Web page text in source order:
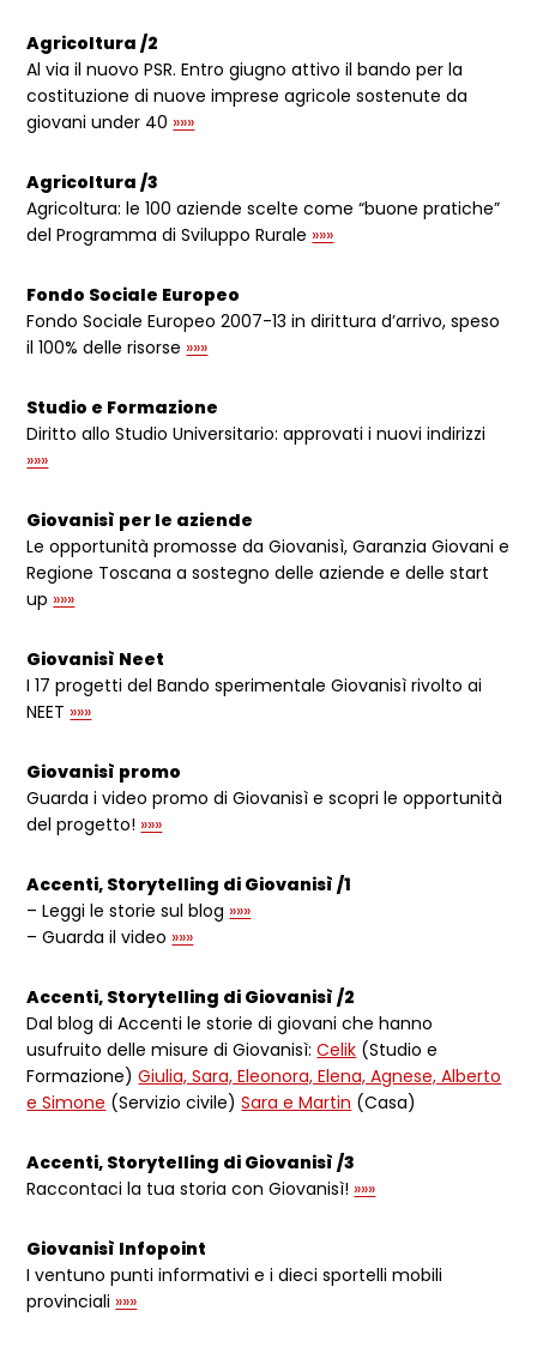
Agricoltura /2
Al via il nuovo PSR. Entro giugno attivo il bando per la
costituzione di nuove imprese agricole sostenute da
giovani under 40 »»»
Agricoltura /3
Agricoltura: le 100 aziende scelte come “buone pratiche”
del Programma di Sviluppo Rurale »»»
Fondo Sociale Europeo
Fondo Sociale Europeo 2007-13 in dirittura d’arrivo, speso
il 100% delle risorse »»»
Studio e Formazione
Diritto allo Studio Universitario: approvati i nuovi indirizzi
»»»
Giovanisì per le aziende
Le opportunità promosse da Giovanisì, Garanzia Giovani e
Regione Toscana a sostegno delle aziende e delle start
up »»»
Giovanisì Neet
I 17 progetti del Bando sperimentale Giovanisì rivolto ai
NEET »»»
Giovanisì promo
Guarda i video promo di Giovanisì e scopri le opportunità
del progetto! »»»
Accenti, Storytelling di Giovanisì /1
– Leggi le storie sul blog »»»
– Guarda il video »»»
Accenti, Storytelling di Giovanisì /2
Dal blog di Accenti le storie di giovani che hanno
usufruito delle misure di Giovanisì:Celik (Studio e
Formazione)Giulia, Sara, Eleonora, Elena, Agnese, Alberto
e Simone (Servizio civile)Sara e Martin (Casa)
Accenti, Storytelling di Giovanisì /3
Raccontaci la tua storia con Giovanisì! »»»
Giovanisì Infopoint
I ventuno punti informativi e i dieci sportelli mobili
provinciali »»»